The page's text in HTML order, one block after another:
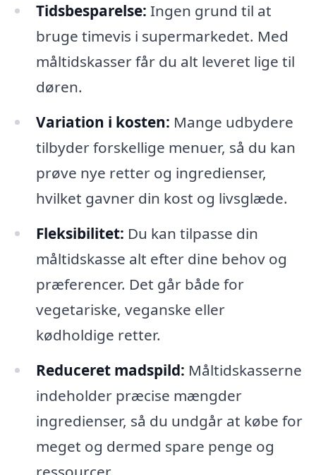
Tidsbesparelse: Ingen grund til at
bruge timevis i supermarkedet. Med
måltidskasser får du alt leveret lige til
døren.
Variation i kosten: Mange udbydere
tilbyder forskellige menuer, så du kan
prøve nye retter og ingredienser,
hvilket gavner din kost og livsglæde.
Fleksibilitet: Du kan tilpasse din
måltidskasse alt efter dine behov og
præferencer. Det går både for
vegetariske, veganske eller
kødholdige retter.
Reduceret madspild: Måltidskasserne
indeholder præcise mængder
ingredienser, så du undgår at købe for
meget og dermed spare penge og